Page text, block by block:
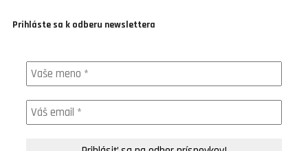
Prihláste sa k odberu newslettera